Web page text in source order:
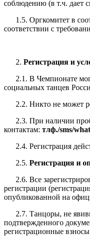
соблюдению (в т.ч. дает
1.5. Оргкомитет в
соответствии с
Регистрация и
2.1. В Чемпионате
социальных танцев
2.2. Никто не может
2.3. При наличии
контактам: тлф./sms/
2.4. Регистрация
2.5. Регистрация и
2.6. Все
регистрации
опубликованной на
2.7. Танцоры, не
подтвержденного
регистрационные